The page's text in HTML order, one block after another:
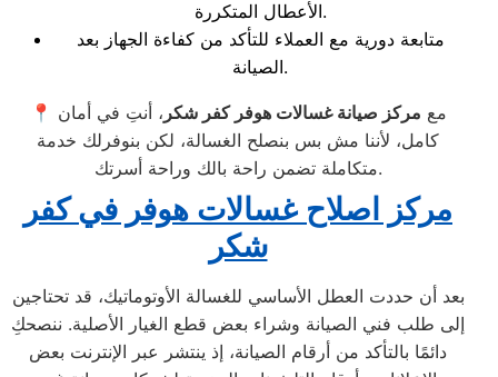
الأعطال المتكررة.
متابعة دورية مع العملاء للتأكد من كفاءة الجهاز بعد
الصيانة.
📍 مع مركز صيانة غسالات هوفر كفر شكر ، أنتِ في أمان
كامل، لأننا مش بس بنصلح الغسالة، لكن بنوفرلك خدمة
متكاملة تضمن راحة بالك وراحة أسرتك.
مركز اصلاح غسالات هوفر في كفر
شكر
بعد أن حددت العطل الأساسي للغسالة الأوتوماتيك، قد تحتاجين
إلى طلب فني الصيانة وشراء بعض قطع الغيار الأصلية. ننصحكِ
دائمًا بالتأكد من أرقام الصيانة، إذ ينتشر عبر الإنترنت بعض